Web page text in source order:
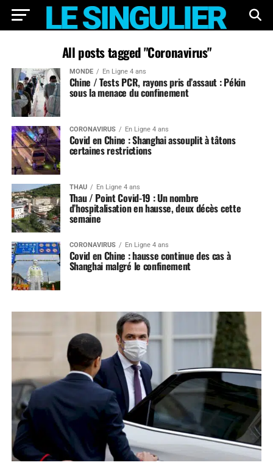
All posts tagged "Coronavirus"
MONDE En Ligne 4 ans
Chine / Tests PCR, rayons pris d’assaut : Pékin
sous la menace du confinement
CORONAVIRUS En Ligne 4 ans
Covid en Chine : Shanghai assouplit à tâtons
certaines restrictions
THAU En Ligne 4 ans
Thau / Point Covid-19 : Un nombre
d’hospitalisation en hausse, deux décès cette
semaine
CORONAVIRUS En Ligne 4 ans
Covid en Chine : hausse continue des cas à
Shanghai malgré le confinement